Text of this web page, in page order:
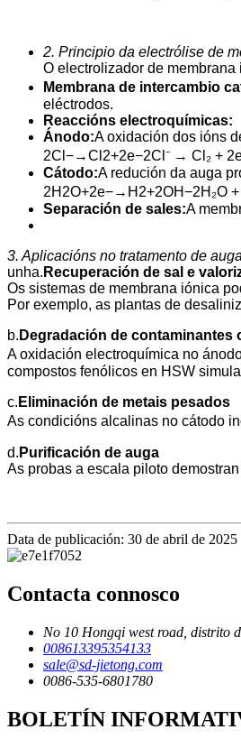
2. Principio da electrólise de
O electrolizador de
Membrana de intercambio
eléctrodos.
Reaccións electroquímicas:
Ánodo:A oxidación dos ións
2Cl−→Cl2+2e−2Cl⁻ → Cl₂ +
Cátodo:A redución da auga
2H2O+2e−→H2+2OH−2H₂O +
Separación de sales:A
3. Aplicacións no tratamento de
unha. Recuperación de sal e
Os sistemas de membrana iónica
Por exemplo, as plantas de
b. Degradación de contaminantes
A oxidación electroquímica no
compostos fenólicos en HSW
c. Eliminación de metais pesados
As condicións alcalinas no cátodo
d. Purificación de auga
As probas a escala piloto
Data de publicación: 30 de abril de 2025
Contacta connosco
No 10 Hongqi west road, distrito
008613395354133
sale@sd-jietong.com
0086-535-6801780
BOLETÍN